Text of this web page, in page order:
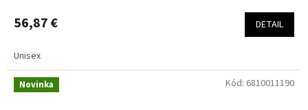
56,87 € DETAIL
Unisex
Novinka Kód: 6810011190